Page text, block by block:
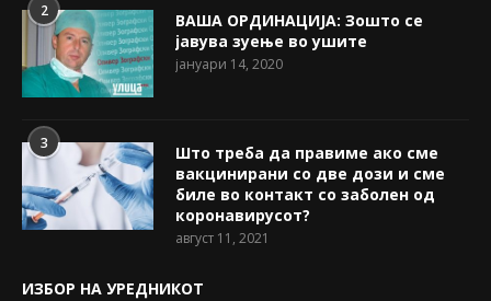
2
ВАША ОРДИНАЦИЈА: Зошто се
јавува зуење во ушите
јануари 14, 2020
3
Што треба да правиме ако сме
вакцинирани со две дози и сме
биле во контакт со заболен од
коронавирусот?
август 11, 2021
ИЗБОР НА УРЕДНИКОТ